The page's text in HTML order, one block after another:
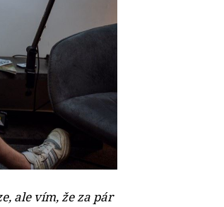
ale vím, že za pár